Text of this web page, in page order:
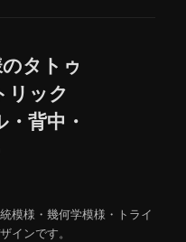
タトゥ
ック
背中・
模様・幾何学模様・トライ
インです。